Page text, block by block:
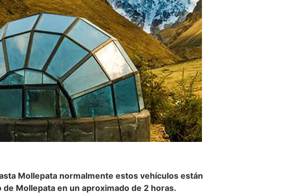
Mollepata normalmente estos vehículos están
Mollepata en un aproximado de 2 horas.